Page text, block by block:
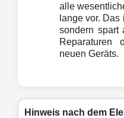
alle
lange vor.
sondern spart
Reparaturen
neuen Geräts.
Hinweis nach dem